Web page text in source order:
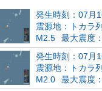
発生時刻：07月
震源地：トカラ
M2.5
最大震度
発生時刻：07月
震源地：トカラ
M2.0
最大震度